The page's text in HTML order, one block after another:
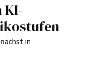
KI-
in